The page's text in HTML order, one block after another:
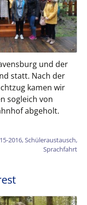
und der
statt. Nach der
kamen wir
sogleich von
abgeholt.
2016,Schüleraustausch,
Sprachfahrt